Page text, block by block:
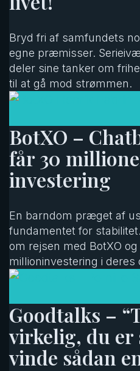
Bryd fri af samfundets
egne præmisser.
deler sine tanker om
til at gå mod strømmen.
BotXO –
får 30
investering
En barndom præget af
fundamentet for
om rejsen med BotXO
millioninvestering i
Goodtalks –
virkelig, du er
vinde sådan